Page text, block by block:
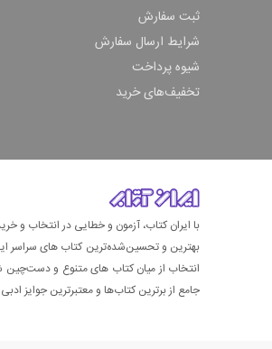
ثبت سفارش
شرایط ارسال سفارش
شیوه پرداخت
تخفیف‌های خرید
با ایران کتاب، آزمون و خطایی در انتخاب و
بهترین و تحسین‌شده‌ترین کتاب‌ های سراسر
انتخاب از میان کتاب های متنوع و دست‌چین
جامع از برترین کتاب‌ها و معتبرترین جوایز